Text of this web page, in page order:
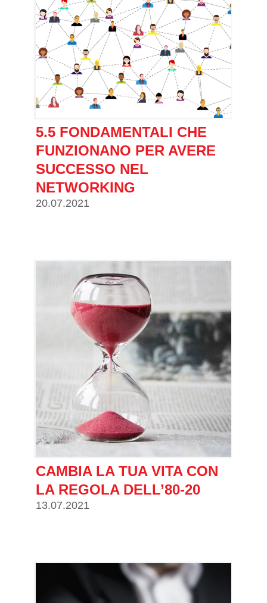
5.5 FONDAMENTALI CHE
FUNZIONANO PER AVERE
SUCCESSO NEL
NETWORKING
20.07.2021
CAMBIA LA TUA VITA CON
LA REGOLA DELL’80-20
13.07.2021